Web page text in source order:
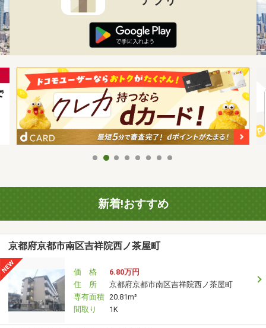
新着!おすすめ
京都府京都市南区吉祥院西ノ茶屋町
価 格
6.80万円
住 所
京都府京都市南区吉祥院西ノ茶屋町
専有面積 20.81m²
間取り
1K